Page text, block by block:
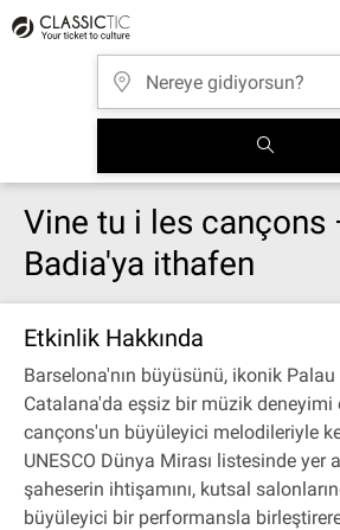
Vine tu i les cançons
Badia'ya ithafen
Etkinlik Hakkında
Barselona'nın büyüsünü, ikonik
Catalana'da eşsiz bir müzik deneyimi
cançons'un büyüleyici melodileriyle
UNESCO Dünya Mirası listesinde yer
şaheserin ihtişamını, kutsal
büyüleyici bir performansla